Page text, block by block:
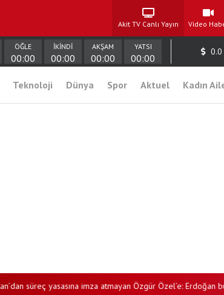
Akit TV Canlı Yayın Video
ÖĞLE
00:00
İKİNDİ
00:00
AKŞAM
00:00
YATSI
00:00
0.0
Teknoloji Dünya Spor Aktuel Kadın
süreç yasasına imza atmayan Özgür Özel’e: Erdoğan bu